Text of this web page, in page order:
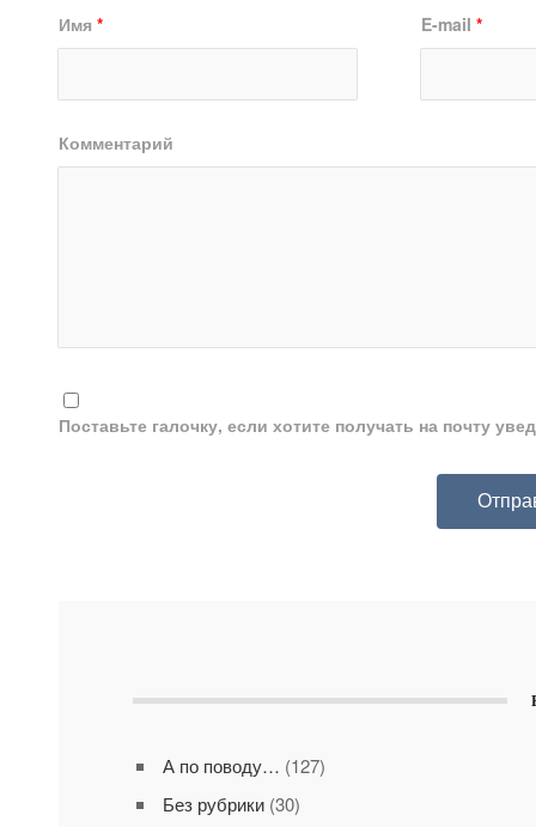
Имя * E-mail *
Комментарий
Поставьте галочку, если хотите получать на почту
А по поводу… (127)
Без рубрики(30)